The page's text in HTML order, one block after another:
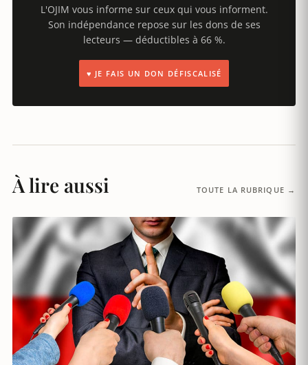
L'OJIM vous informe sur ceux qui vous informent.
Son indépendance repose sur les dons de ses
lecteurs — déductibles à 66 %.
♥ JE FAIS UN DON DÉFISCALISÉ
À lire aussi TOUTE LA RUBRIQUE →